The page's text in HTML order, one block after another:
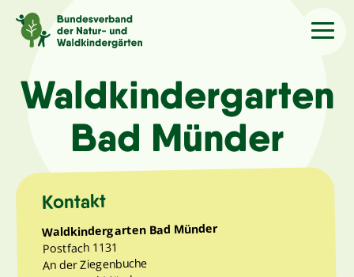
Sprache/Language
Aktuelles
Über uns
Kindergärten
Waldkindergarten
Bad Münder
Kontakt
Waldkindergarten Bad Münder
Postfach 1131
An der Ziegenbuche